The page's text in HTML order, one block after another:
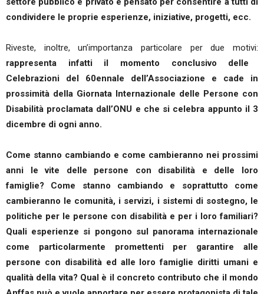
condividere le proprie esperienze, iniziative, progetti, ecc.
Riveste, inoltre, un’importanza particolare per due motivi:
rappresenta infatti il momento conclusivo delle
Celebrazioni del 60ennale dell’Associazione e cade in
prossimità della Giornata Internazionale delle Persone con
Disabilità proclamata dall’ONU e che si celebra appunto il 3
dicembre di ogni anno.
Come stanno cambiando e come cambieranno nei prossimi
anni le vite delle persone con disabilità e delle loro
famiglie? Come stanno cambiando e soprattutto come
cambieranno le comunità, i servizi, i sistemi di sostegno, le
politiche per le persone con disabilità e per i loro familiari?
Quali esperienze si pongono sul panorama internazionale
come particolarmente promettenti per garantire alle
persone con disabilità ed alle loro famiglie diritti umani e
qualità della vita? Qual è il concreto contributo che il mondo